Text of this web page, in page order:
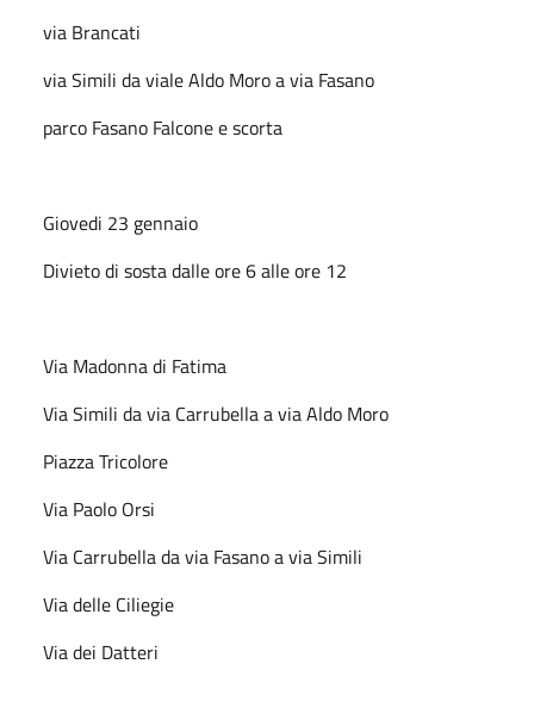
via Brancati
via Simili da viale Aldo Moro a via Fasano
parco Fasano Falcone e scorta
Giovedi 23 gennaio
Divieto di sosta dalle ore 6 alle ore 12
Via Madonna di Fatima
Via Simili da via Carrubella a via Aldo Moro
Piazza Tricolore
Via Paolo Orsi
Via Carrubella da via Fasano a via Simili
Via delle Ciliegie
Via dei Datteri